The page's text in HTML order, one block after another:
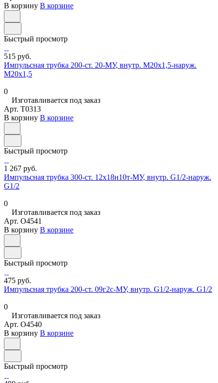
В корзину В корзине
Быстрый просмотр
515 руб.
Импульсная трубка 200-ст. 20-МУ, внутр. М20х1,5-наруж.
М20х1,5
0
Изготавливается под заказ
Арт. T0313
В корзину В корзине
Быстрый просмотр
1 267 руб.
Импульсная трубка 300-ст. 12х18н10т-МУ, внутр. G1/2-наруж.
G1/2
0
Изготавливается под заказ
Арт. O4541
В корзину В корзине
Быстрый просмотр
475 руб.
Импульсная трубка 200-ст. 09г2с-МУ, внутр. G1/2-наруж. G1/2
0
Изготавливается под заказ
Арт. O4540
В корзину В корзине
Быстрый просмотр